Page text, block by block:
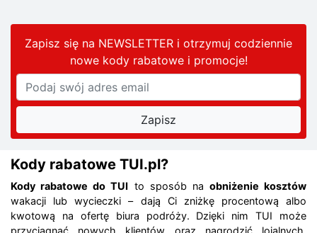
Zapisz się na NEWSLETTER i otrzymuj codziennie
nowe kody rabatowei promocje!
Kody rabatowe TUI.pl?
Kody rabatowe do TUI to sposób na obniżenie kosztów
wakacji lub wycieczki – dają Ci zniżkę procentową albo
kwotową na ofertę biura podróży. Dzięki nim TUI może
przyciągnąć nowych klientów oraz nagrodzić lojalnych,